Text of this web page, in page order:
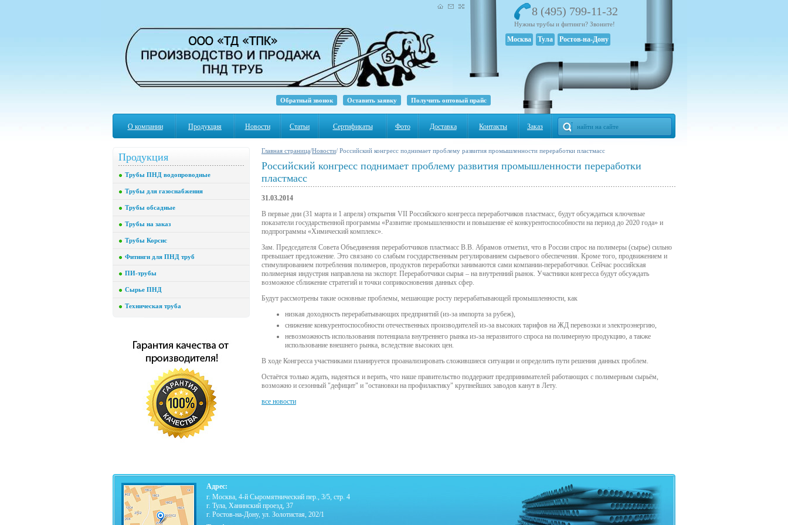
Получить оптовый прайс
Оставить заявку
Обратный звонок
8 (495) 799-11-32
Нужны трубы и фитинги? Звоните!
Москва Тула Ростов-на-Дону
О компании Продукция Новости Статьи Сертификаты Фото Доставка Контакты Заказ
Продукция
Трубы ПНД водопроводные
Трубы для газоснабжения
Трубы обсадные
Трубы на заказ
Трубы Корсис
Фитинги для ПНД труб
ПИ-трубы
Сырье ПНД
Техническая труба
Главная страница/Новости/ Российский конгресс поднимает проблему развития промышленности переработки пластмасс
Российский конгресс поднимает проблему развития промышленности переработки
пластмасс
31.03.2014
В первые дни (31 марта и 1 апреля) открытия VII Российского конгресса переработчиков пластмасс, будут обсуждаться ключевые
показатели государственной программы «Развитие промышленности и повышение её конкурентоспособности на период до 2020 года» и
подпрограммы «Химический комплекс».
Зам. Председателя Совета Объединения переработчиков пластмасс В.В. Абрамов отметил, что в России спрос на полимеры (сырье) сильно
превышает предложение. Это связано со слабым государственным регулированием сырьевого обеспечения. Кроме того, продвижением и
стимулированием потребления полимеров, продуктов переработки занимаются сами компании-переработчики. Сейчас российская
полимерная индустрия направлена на экспорт. Переработчики сырья – на внутренний рынок. Участники конгресса будут обсуждать
возможное сближение стратегий и точки соприкосновения данных сфер.
Будут рассмотрены такие основные проблемы, мешающие росту перерабатывающей промышленности, как
низкая доходность перерабатывающих предприятий (из-за импорта за рубеж),
снижение конкурентоспособности отечественных производителей из-за высоких тарифов на ЖД перевозки и электроэнергию,
невозможность использования потенциала внутреннего рынка из-за неразвитого спроса на полимерную продукцию, а также
использование внешнего рынка, вследствие высоких цен.
В ходе Конгресса участниками планируется проанализировать сложившиеся ситуации и определить пути решения данных проблем.
Остаётся только ждать, надеяться и верить, что наше правительство поддержит предпринимателей работающих с полимерным сырьём,
возможно и сезонный "дефицит" и "остановки на профилактику" крупнейших заводов канут в Лету.
все новости
Адрес:
г. Москва, 4-й Сыромятнический пер., 3/5, стр. 4
г. Тула, Ханинский проезд, 37
г. Ростов-на-Дону, ул. Золотистая, 202/1